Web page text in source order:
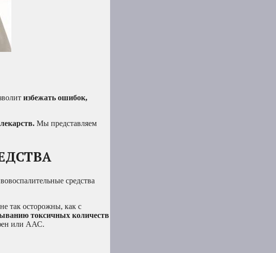
избежать ошибок,
Мы представляем
средства
так осторожны, как с
токсичных количеств
или ААС.